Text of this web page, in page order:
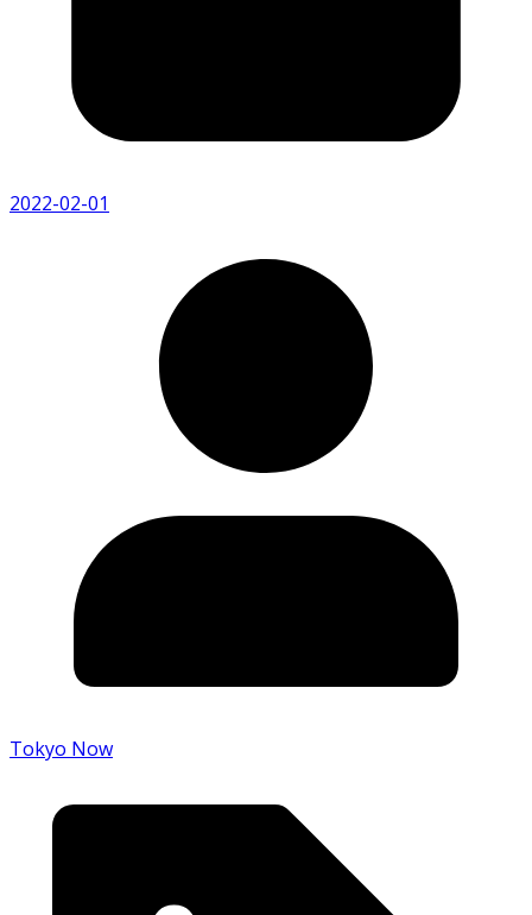
2022-02-01
Tokyo Now